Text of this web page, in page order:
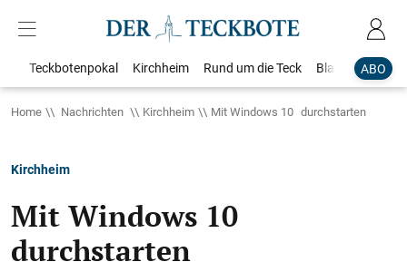
ABO
Teckbotenpokal Kirchheim Rund um die Teck Blaulicht
Home Nachrichten Kirchheim Mit Windows 10 durchstarten
Kirchheim
Mit Windows 10
durchstarten